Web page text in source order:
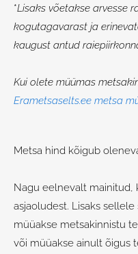
*Lisaks võetakse arvesse
kogutagavarast ja
kaugust antud
Kui olete müümas
Erametsaselts.ee metsa
Metsa hind kõigub
Nagu eelnevalt mainitud,
asjaoludest. Lisaks
müüakse metsakinnistu
või müüakse ainult õigus